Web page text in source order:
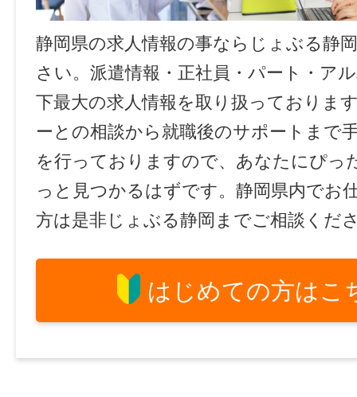
静岡県の求人情報の事ならじょぶる静
さい。派遣情報・正社員・パート・ア
下最大の求人情報を取り扱っておりま
ーとの相談から就職後のサポートまで
を行っておりますので、あなたにぴっ
っと見つかるはずです。静岡県内でお
方は是非じょぶる静岡までご相談くだ
はじめての方はこ